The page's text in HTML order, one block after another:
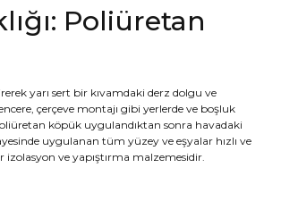
Poliüretan
yarı sert bir kıvamdaki derz dolgu ve
çerçeve montajı gibi yerlerde ve boşluk
köpük uygulandıktan sonra havadaki
uygulanan tüm yüzey ve eşyalar hızlı ve
ve yapıştırma malzemesidir.